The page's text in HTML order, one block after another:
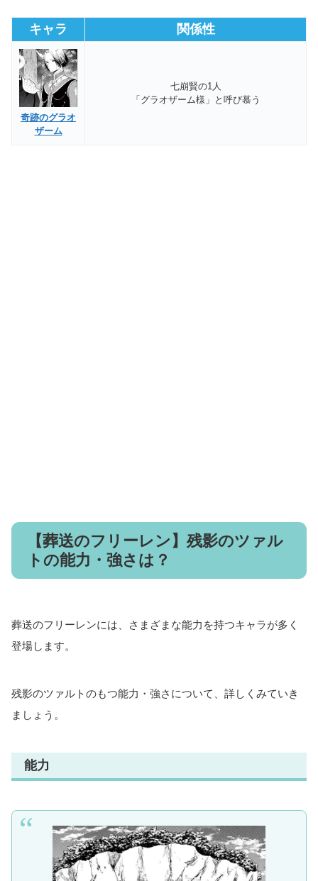
キャラ 関係性
奇跡のグラオ
ザーム
七崩賢の1人
「グラオザーム様」と呼び慕う
【葬送のフリーレン】残影のツァル
トの能力・強さは？
葬送のフリーレンには、さまざまな能力を持つキャラが多く
登場します。
残影のツァルトのもつ能力・強さについて、詳しくみていき
ましょう。
能力